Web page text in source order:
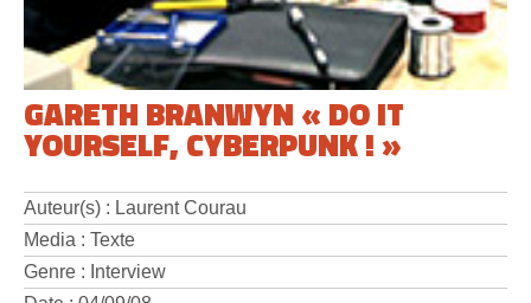
GARETH BRANWYN « DO IT
YOURSELF, CYBERPUNK ! »
Auteur(s) : Laurent Courau
Media : Texte
Genre : Interview